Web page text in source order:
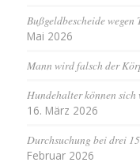
Bußgeldbescheide
Mai 2026
Mann wird falsch der
Hundehalter können sich
16. März 2026
Durchsuchung bei drei
Februar 2026